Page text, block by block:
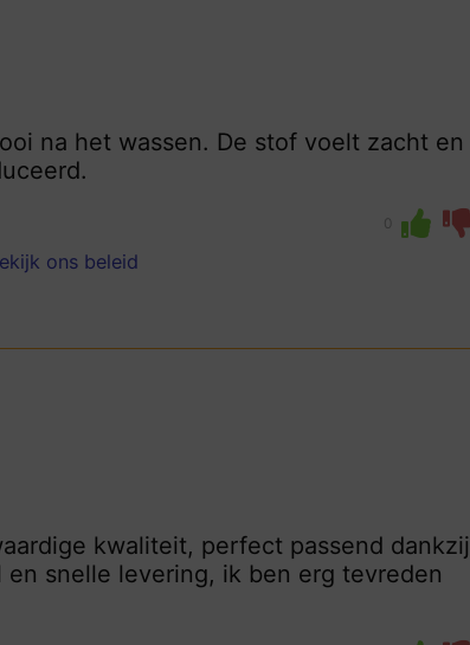
na het wassen. De stof voelt zacht en
0
ons beleid
kwaliteit, perfect passend dankzij
snelle levering, ik ben erg tevreden